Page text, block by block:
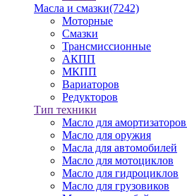
Масла и смазки(7242)
Моторные
Смазки
Трансмиссионные
АКПП
МКПП
Вариаторов
Редукторов
Тип техники
Масло для
Масло для оружия
Масла для автомобилей
Масло для мотоциклов
Масло для гидроциклов
Масло для грузовиков